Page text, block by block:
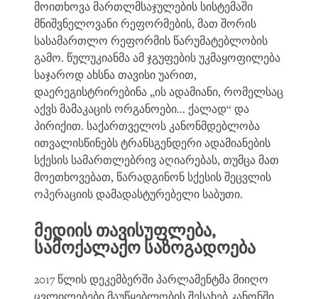
მოითხოვა მართლმსაჯულების სისტემაში
მნიშვნელოვანი რეფორმების, მათ შორის
სასამართლო რეფორმის წარუმატებლობის
გამო. წულუკიანმა ამ ჯგუფების უკმაყოფილება
საჯაროდ ახსნა თავისი უარით,
დაერეგისტრირებინა „ის ადამიანი, რომელსაც
აქვს მამაკაცის ორგანოები... ქალად“ და
პირიქით. საქართველოს კანონმდებლობა
ითვალისწინებს ტრანსგენდერი ადამიანების
სქესის სამართლებრივ აღიარებას, თუმცა მათ
მოეთხოვებათ, წარადგინონ სქესის შეცვლის
ოპერაციის დამადასტურებელი საბუთი.
მედიის თავისუფლება,
სამოქალაქო საზოგადოება
2017 წლის დეკემბერში პარლამენტმა მიიღო